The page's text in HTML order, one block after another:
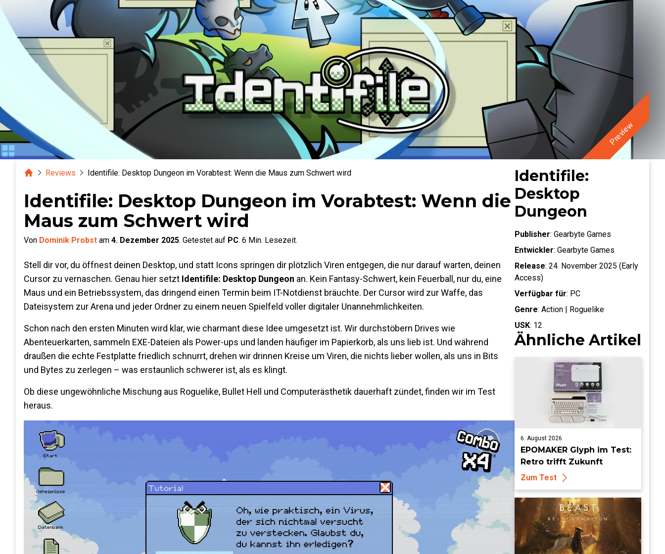
Preview
HomeReviews Identifile: Desktop Dungeon im Vorabtest: Wenn die Maus zum Schwert wird
Identifile: Desktop Dungeon im Vorabtest: Wenn die
Maus zum Schwert wird
Von Dominik Probst am 4. Dezember 2025. Getestet auf PC. 6 Min. Lesezeit.
Stell dir vor, du öffnest deinen Desktop, und statt Icons springen dir plötzlich Viren entgegen, die nur darauf warten, deinen
Cursor zu vernaschen. Genau hier setzt Identifile: Desktop Dungeon an. Kein Fantasy-Schwert, kein Feuerball, nur du, eine
Maus und ein Betriebssystem, das dringend einen Termin beim IT-Notdienst bräuchte. Der Cursor wird zur Waffe, das
Dateisystem zur Arena und jeder Ordner zu einem neuen Spielfeld voller digitaler Unannehmlichkeiten.
Schon nach den ersten Minuten wird klar, wie charmant diese Idee umgesetzt ist. Wir durchstöbern Drives wie
Abenteuerkarten, sammeln EXE-Dateien als Power-ups und landen häufiger im Papierkorb, als uns lieb ist. Und während
draußen die echte Festplatte friedlich schnurrt, drehen wir drinnen Kreise um Viren, die nichts lieber wollen, als uns in Bits
und Bytes zu zerlegen – was erstaunlich schwerer ist, als es klingt.
Ob diese ungewöhnliche Mischung aus Roguelike, Bullet Hell und Computerästhetik dauerhaft zündet, finden wir im Test
heraus.
Identifile:
Desktop
Dungeon
Publisher: Gearbyte Games
Entwickler: Gearbyte Games
Release: 24. November 2025 (Early
Access)
Verfügbar für: PC
Genre: Action | Roguelike
USK: 12
Ähnliche Artikel
6. August 2026
EPOMAKER Glyph im Test:
Retro trifft Zukunft
Zum Test